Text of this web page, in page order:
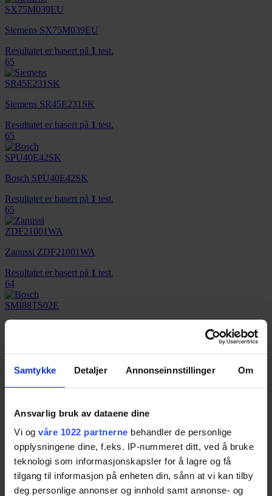
Samtykke Detaljer Annonseinnstillinger Om
Ansvarlig bruk av dataene dine
Vi og våre 1022 partnerne behandler de personlige
opplysningene dine, f.eks. IP-nummeret ditt, ved å bruke
teknologi som informasjonskapsler for å lagre og få
tilgang til informasjon på enheten din, sånn at vi kan tilby
deg personlige annonser og innhold samt annonse- og
Siemens SX75M039EU
Resultatet er basert på 1 test.
65
Siemens SR45E231SK
Resultatet er basert på 1 test.
65
Bosch SPU40E42SK
Resultatet er basert på 1 test.
65
Zanussi ZDF21001WA
Resultatet er basert på 1 test.
64
Bosch SMI88TS02E
64
AEG F56302W0 (M0)
Resultatet er basert på1test.
Whirlpool WIE 2B19